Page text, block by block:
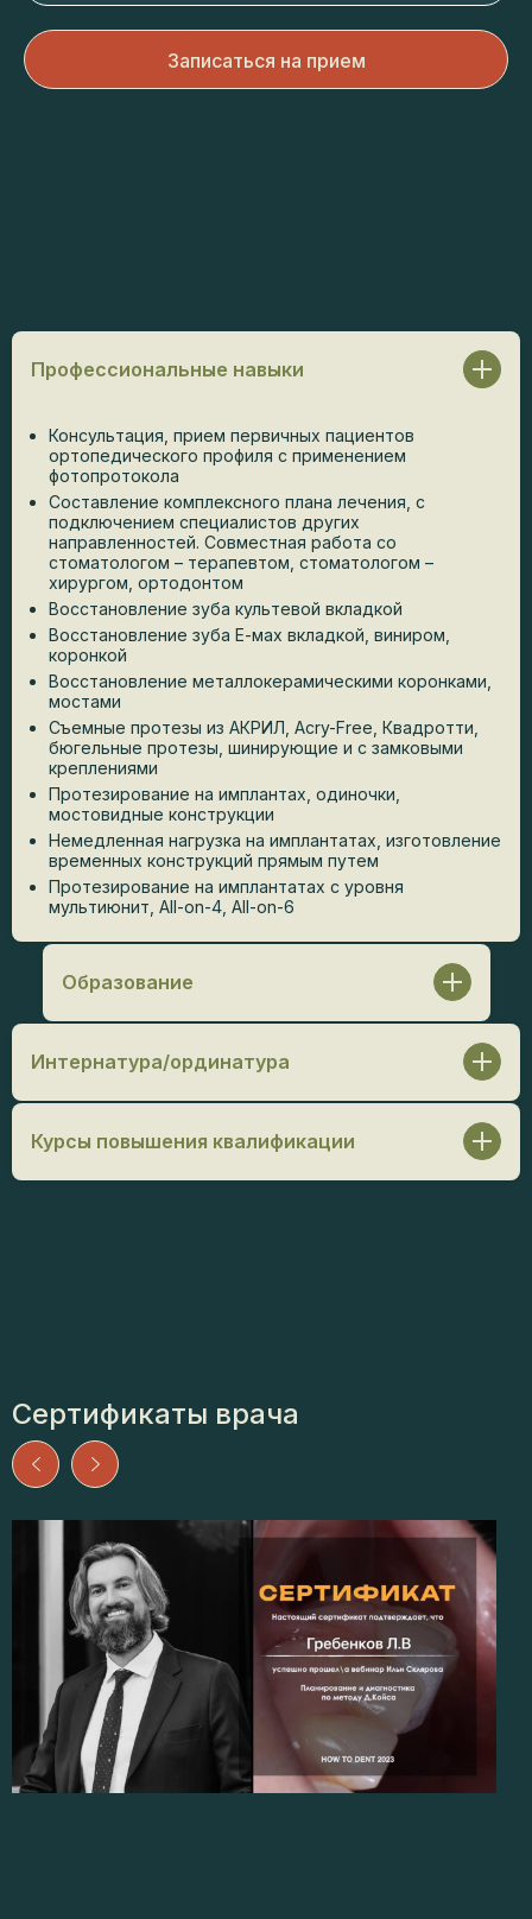
Записаться на прием
Профессиональные навыки
Консультация, прием первичных пациентов
ортопедического профиля с применением
фотопротокола
Составление комплексного плана лечения, с
подключением специалистов других
направленностей. Совместная работа со
стоматологом – терапевтом, стоматологом –
хирургом, ортодонтом
Восстановление зуба культевой вкладкой
Восстановление зуба Е-мах вкладкой, виниром,
коронкой
Восстановление металлокерамическими коронками,
мостами
Съемные протезы из АКРИЛ, Acry-Free, Квадротти,
бюгельные протезы, шинирующие и с замковыми
креплениями
Протезирование на имплантах, одиночки,
мостовидные конструкции
Немедленная нагрузка на имплантатах, изготовление
временных конструкций прямым путем
Протезирование на имплантатах с уровня
мультиюнит, All-on-4, All-on-6
Образование
МГМСУ им. Евдокимова / Стоматология, 2021 г.
Интернатура/ординатура
Ординатура: ФГБУ ДПО «ЦГМА» / Ортопедическая
Курсы повышения квалификации
Сертификаты врача